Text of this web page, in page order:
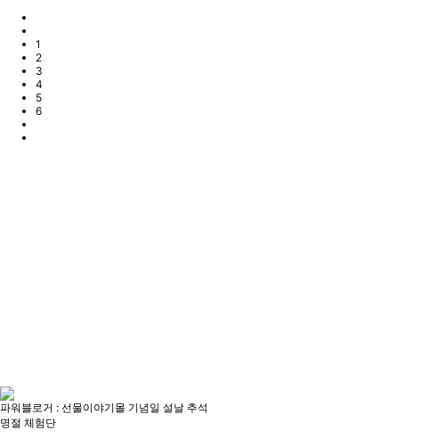
1
2
3
4
5
6
파워블로거 : 선물이야기몰 기념일 설날 추석
명절 체험단